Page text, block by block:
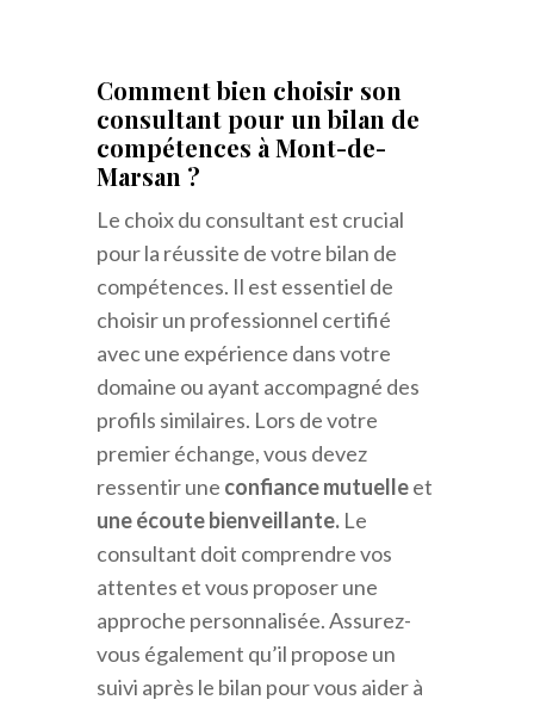
Comment bien choisir son
consultant pour un bilan de
compétences à Mont-de-
Marsan ?
Le choix du consultant est crucial
pour la réussite de votre bilan de
compétences. Il est essentiel de
choisir un professionnel certifié
avec une expérience dans votre
domaine ou ayant accompagné des
profils similaires. Lors de votre
premier échange, vous devez
ressentir une confiance mutuelleet
une écoute bienveillante.Le
consultant doit comprendre vos
attentes et vous proposer une
approche personnalisée. Assurez-
vous également qu’il propose un
suivi après le bilan pour vous aider à